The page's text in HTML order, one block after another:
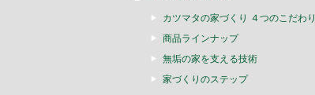
カツマタの家づくり ４つのこだわり
商品ラインナップ
無垢の家を支える技術
家づくりのステップ